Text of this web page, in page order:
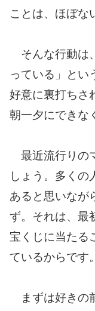
ことは、ほぼな
そんな行動は
っている」とい
好意に裏打ちさ
朝一夕にできな
最近流行りの
しょう。多くの
あると思いなが
ず。それは、最
宝くじに当たる
ているからです。
まずは好きの